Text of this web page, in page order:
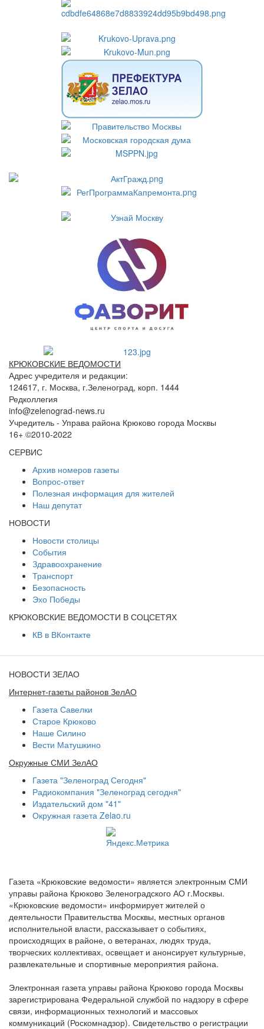
КРЮКОВСКИЕ ВЕДОМОСТИ
Адрес учредителя и редакции:
124617, г. Москва, г.Зеленоград, корп. 1444
Редколлегия
info@zelenograd-news.ru
Учредитель - Управа района Крюково города Москвы
16+ ©2010-2022
СЕРВИС
Архив номеров газеты
Вопрос-ответ
Полезная информация для жителей
Наш депутат
НОВОСТИ
Новости столицы
События
Здравоохранение
Транспорт
Безопасность
Эхо Победы
КРЮКОВСКИЕ ВЕДОМОСТИ В СОЦСЕТЯХ
КВ в ВКонтакте
НОВОСТИ ЗЕЛАО
Интернет-газеты районов ЗелАО
Газета Савелки
Старое Крюково
Наше Силино
Вести Матушкино
Окружные СМИ ЗелАО
Газета "Зеленоград Сегодня"
Радиокомпания "Зеленоград сегодня"
Издательский дом "41"
Окружная газета Zelao.ru
Газета «Крюковские ведомости» является электронным СМИ
управы района Крюково Зеленоградского АО г.Москвы.
«Крюковские ведомости» информирует жителей о
деятельности Правительства Москвы, местных органов
исполнительной власти, рассказывает о событиях,
происходящих в районе, о ветеранах, людях труда,
творческих коллективах, освещает и анонсирует культурные,
развлекательные и спортивные мероприятия района.
Электронная газета управы района Крюково города Москвы
зарегистрирована Федеральной службой по надзору в сфере
связи, информационных технологий и массовых
коммуникаций (Роскомнадзор). Свидетельство о регистрации